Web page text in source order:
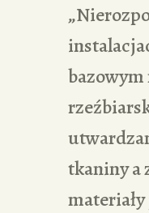
bazowym
tkaniny a